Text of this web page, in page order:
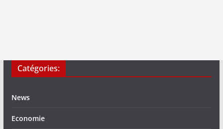
Catégories:
News
Economie